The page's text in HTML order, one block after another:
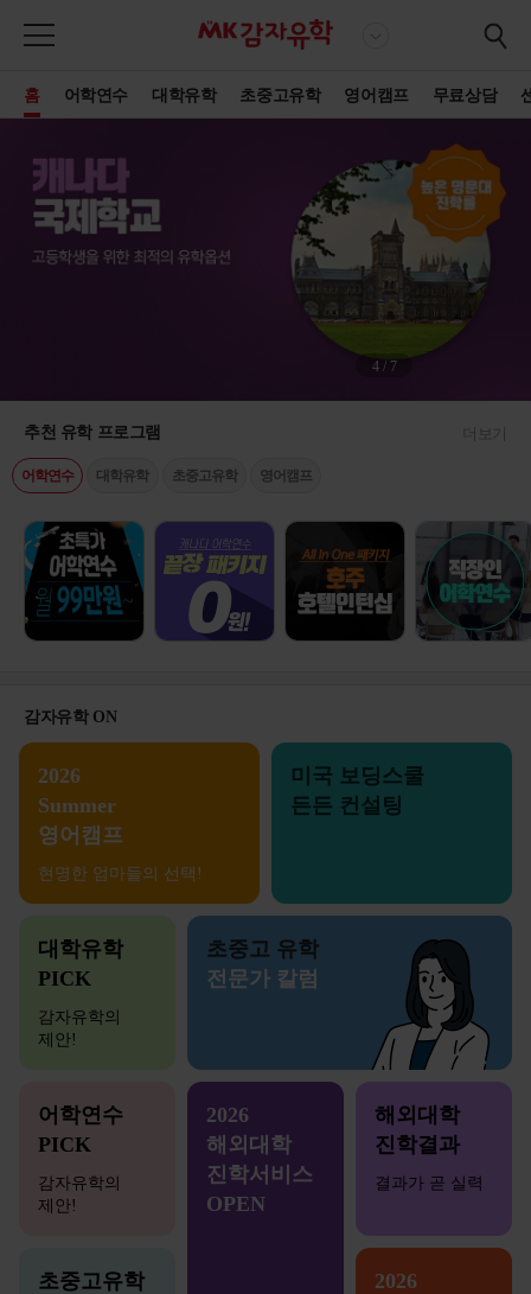
홈 어학연수 대학유학 초중고유학 영어캠프 무료상담
4/ 7
추천 유학 프로그램 더보기
어학연수 대학유학 초중고유학 영어캠프
감자유학 ON
2026
Summer
영어캠프
현명한 엄마들의 선택!
미국 보딩스쿨
든든 컨설팅
대학유학
PICK
감자유학의
제안!
초중고 유학
전문가 칼럼
어학연수
PICK
감자유학의
제안!
2026
해외대학
진학서비스
OPEN
해외대학
진학결과
결과가 곧 실력
초중고유학
2026